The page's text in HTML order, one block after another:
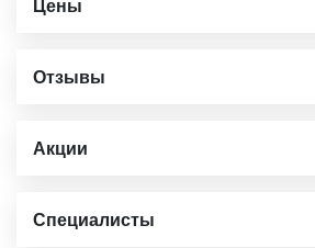
Цены
Отзывы
Акции
Специалисты